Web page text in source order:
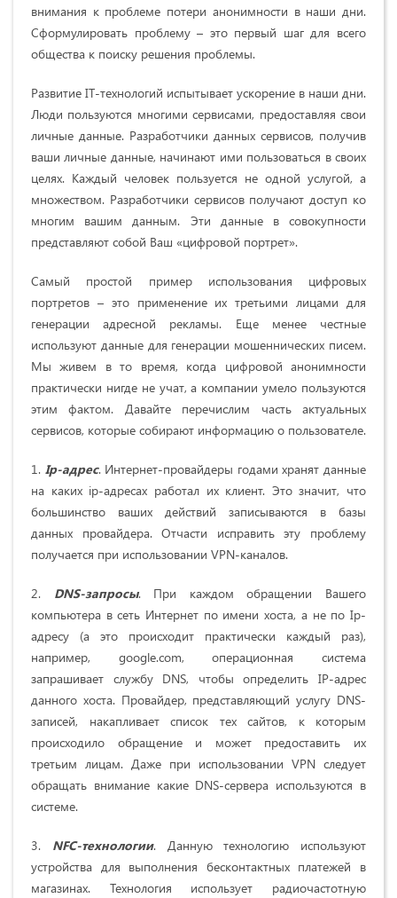
внимания к проблеме потери анонимности в наши дни.
Сформулировать проблему – это первый шаг для всего
общества к поиску решения проблемы.
Развитие IT-технологий испытывает ускорение в наши дни.
Люди пользуются многими сервисами, предоставляя свои
личные данные. Разработчики данных сервисов, получив
ваши личные данные, начинают ими пользоваться в своих
целях. Каждый человек пользуется не одной услугой, а
множеством. Разработчики сервисов получают доступ ко
многим вашим данным. Эти данные в совокупности
представляют собой Ваш «цифровой портрет».
Самый простой пример использования цифровых
портретов – это применение их третьими лицами для
генерации адресной рекламы. Еще менее честные
используют данные для генерации мошеннических писем.
Мы живем в то время, когда цифровой анонимности
практически нигде не учат, а компании умело пользуются
этим фактом. Давайте перечислим часть актуальных
сервисов, которые собирают информацию о пользователе.
1. Ip-адрес. Интернет-провайдеры годами хранят данные
на каких ip-адресах работал их клиент. Это значит, что
большинство ваших действий записываются в базы
данных провайдера. Отчасти исправить эту проблему
получается при использовании VPN-каналов.
2. DNS-запросы. При каждом обращении Вашего
компьютера в сеть Интернет по имени хоста, а не по Ip-
адресу (а это происходит практически каждый раз),
например, google.com, операционная система
запрашивает службу DNS, чтобы определить IP-адрес
данного хоста. Провайдер, представляющий услугу DNS-
записей, накапливает список тех сайтов, к которым
происходило обращение и может предоставить их
третьим лицам. Даже при использовании VPN следует
обращать внимание какие DNS-сервера используются в
системе.
3. NFC-технологии. Данную технологию используют
устройства для выполнения бесконтактных платежей в
магазинах. Технология использует радиочастотную